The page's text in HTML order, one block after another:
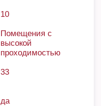
10
Помещения с
высокой
проходимостью
33
да